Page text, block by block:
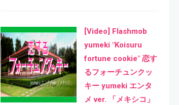
[Video] Flashmob
yumeki "Koisuru
fortune cookie" 恋す
るフォーチュンクッ
キー yumeki エンタ
メ ver. 「メキシコ」